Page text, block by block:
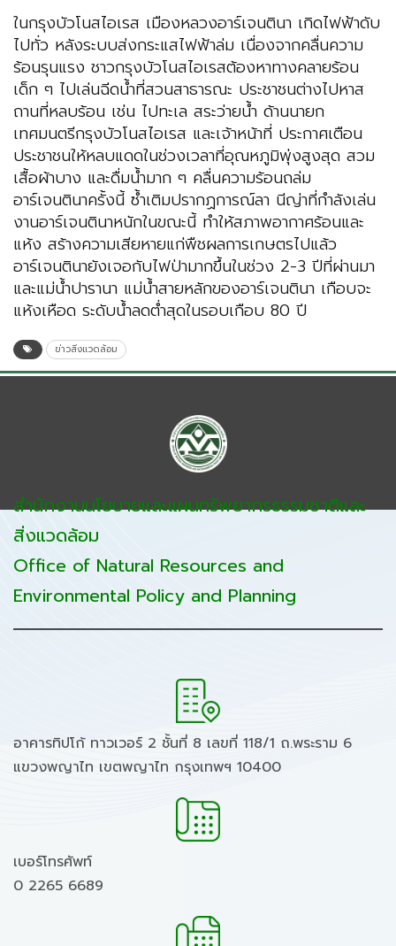
ในกรุงบัวโนสไอเรส เมืองหลวงอาร์เจนตินา เกิดไฟฟ้าดับ
ไปทั่ว หลังระบบส่งกระแสไฟฟ้าล่ม เนื่องจากคลื่นความ
ร้อนรุนแรง ชาวกรุงบัวโนสไอเรสต้องหาทางคลายร้อน
เด็ก ๆ ไปเล่นฉีดน้ำที่สวนสาธารณะ ประชาชนต่างไปหาส
ถานที่หลบร้อน เช่น ไปทะเล สระว่ายน้ำ ด้านนายก
เทศมนตรีกรุงบัวโนสไอเรส และเจ้าหน้าที่ ประกาศเตือน
ประชาชนให้หลบแดดในช่วงเวลาที่อุณหภูมิพุ่งสูงสุด สวม
เสื้อผ้าบาง และดื่มน้ำมาก ๆ คลื่นความร้อนถล่ม
อาร์เจนตินาครั้งนี้ ซ้ำเติมปรากฏการณ์ลา นีญ่าที่กำลังเล่น
งานอาร์เจนตินาหนักในขณะนี้ ทำให้สภาพอากาศร้อนและ
แห้ง สร้างความเสียหายแก่พืชผลการเกษตรไปแล้ว
อาร์เจนตินายังเจอกับไฟป่ามากขึ้นในช่วง 2-3 ปีที่ผ่านมา
และแม่น้ำปารานา แม่น้ำสายหลักของอาร์เจนตินา เกือบจะ
แห้งเหือด ระดับน้ำลดต่ำสุดในรอบเกือบ 80 ปี
ข่าวสิ่งแวดล้อม
สำนักงานนโยบายและแผนทรัพยากรธรรมชาติและ
สิ่งแวดล้อม
Office of Natural Resources and
Environmental Policy and Planning
อาคารทิปโก้ ทาวเวอร์ 2 ชั้นที่ 8 เลขที่ 118/1 ถ.พระราม 6
แขวงพญาไท เขตพญาไท กรุงเทพฯ 10400
เบอร์โทรศัพท์
0 2265 6689